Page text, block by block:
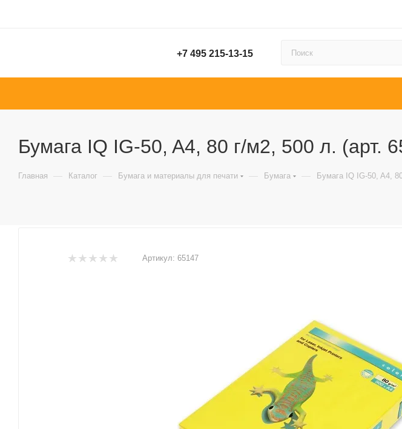
+7 495 215-13-15
Бумага IQ IG-50, A4, 80 г/м2, 500 л. (арт.
Главная — Каталог — Бумага и материалы для печати — Бумага — Бумага IQ IG-50, A4,
Артикул: 65147